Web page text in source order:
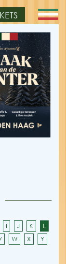
I J K
L
W X
Y